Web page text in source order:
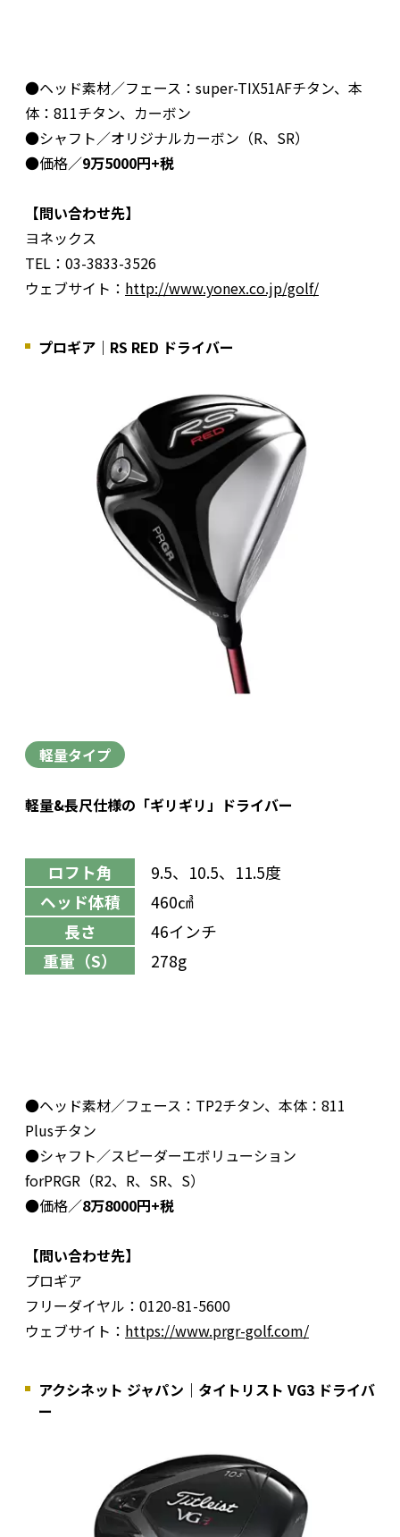
●ヘッド素材／フェース：super-TIX51AFチタン、本
体：811チタン、カーボン
●シャフト／オリジナルカーボン（R、SR）
●価格／9万5000円+税
【問い合わせ先】
ヨネックス
TEL：03-3833-3526
ウェブサイト： http://www.yonex.co.jp/golf/
プロギア｜RS RED ドライバー
軽量タイプ
軽量&長尺仕様の「ギリギリ」ドライバー
ロフト角
9.5、10.5、11.5度
ヘッド体積
460㎤
長さ
46インチ
重量（S）
278g
●ヘッド素材／フェース：TP2チタン、本体：811
Plusチタン
●シャフト／スピーダーエボリューション
forPRGR（R2、R、SR、S）
●価格／8万8000円+税
【問い合わせ先】
プロギア
フリーダイヤル：0120-81-5600
ウェブサイト： https://www.prgr-golf.com/
アクシネット ジャパン｜タイトリスト VG3 ドライバ
ー